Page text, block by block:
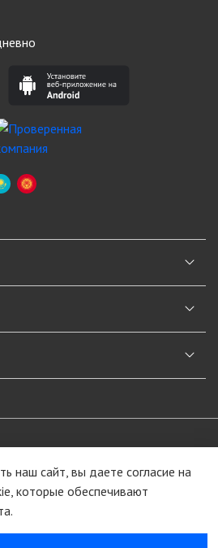
наш сайт, вы даете согласие на
которые обеспечивают